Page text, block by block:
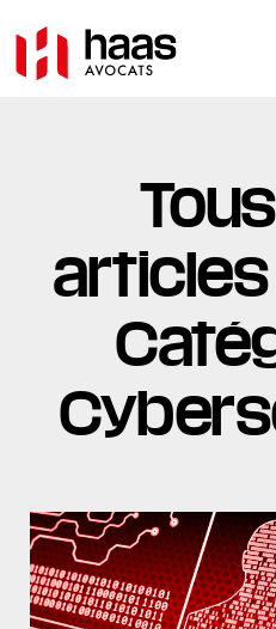
articles